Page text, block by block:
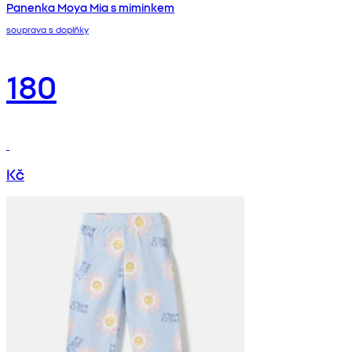
Panenka Moya Mia s miminkem
souprava s doplňky
180
Kč